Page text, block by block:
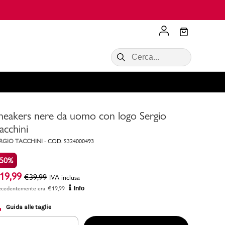
Acquista ora
VALIGIE CIAK
Scopri di più
Consigli
nere da uomo con logo Sergio
TACCHINI - COD. S324000493
19,99 €39,99 IVA inclusa
era €19,99 Info
Guida alle taglie